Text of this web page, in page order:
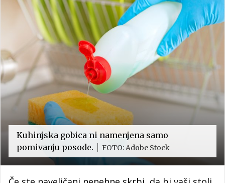
Kuhinjska gobica ni namenjena samo
pomivanju posode.
FOTO: Adobe Stock